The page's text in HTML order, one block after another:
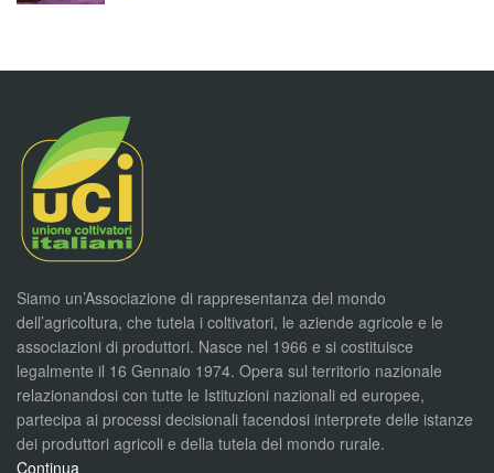
Siamo un’Associazione di rappresentanza del mondo
dell’agricoltura, che tutela i coltivatori, le aziende agricole e le
associazioni di produttori. Nasce nel 1966 e si costituisce
legalmente il 16 Gennaio 1974. Opera sul territorio nazionale
relazionandosi con tutte le Istituzioni nazionali ed europee,
partecipa ai processi decisionali facendosi interprete delle istanze
dei produttori agricoli e della tutela del mondo rurale.
Continua